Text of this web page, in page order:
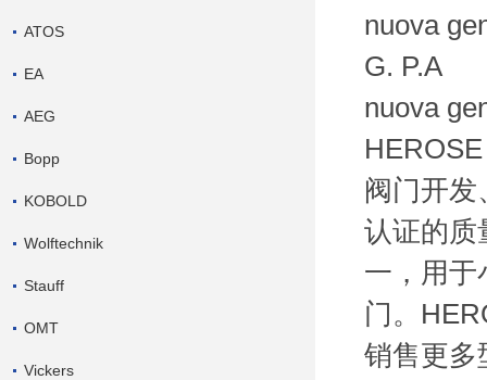
ATOS
EA
AEG
Bopp
KOBOLD
Wolftechnik
Stauff
OMT
Vickers
nuova
G. P.A
nuova
阀门开发
认证的质
一，用于
门。
销售更多